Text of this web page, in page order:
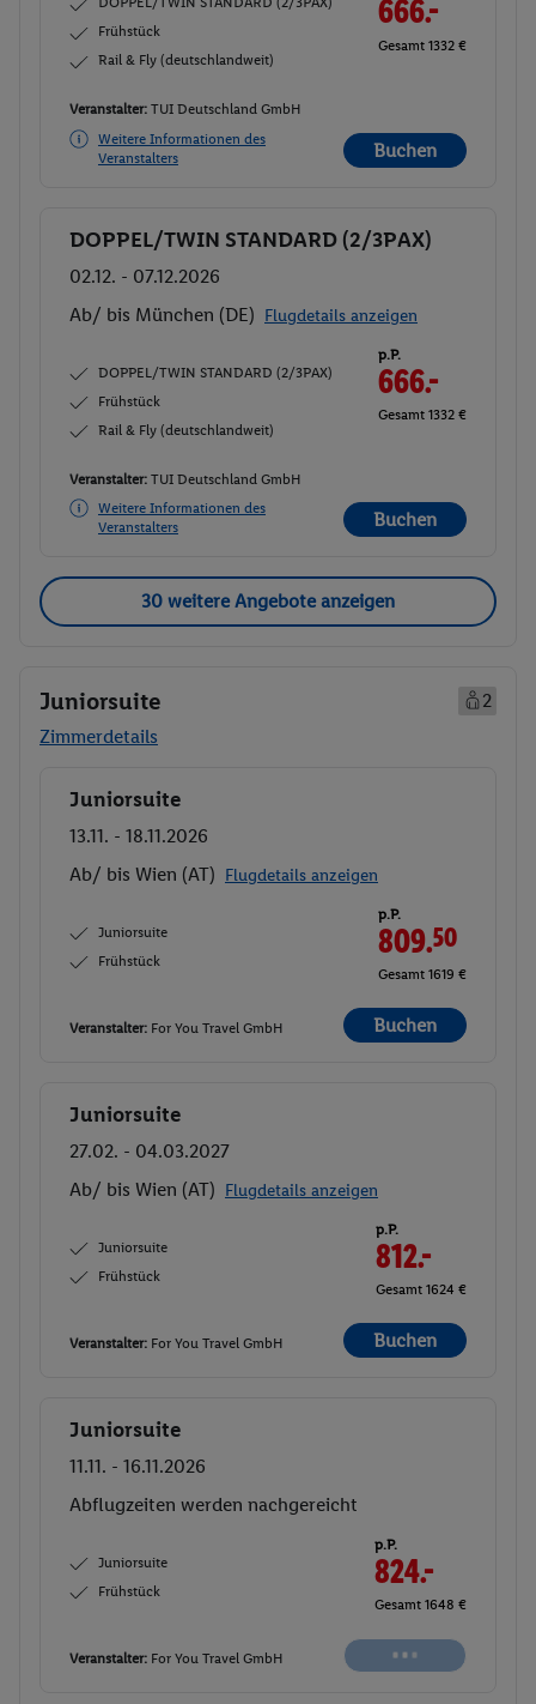
Frühstück
Rail & Fly (deutschlandweit)
666.-
Gesamt 1332 €
Veranstalter: TUI Deutschland GmbH
Weitere Informationen des
Veranstalters
Buchen
Buchen
DOPPEL/TWIN STANDARD (2/3PAX)
02.12. - 07.12.2026
Ab/ bis München (DE) Flugdetails anzeigen
DOPPEL/TWIN STANDARD (2/3PAX)
Frühstück
Rail & Fly (deutschlandweit)
p.P.
666.-
Gesamt 1332 €
Veranstalter: TUI Deutschland GmbH
Weitere Informationen des
Veranstalters
Buchen
30 weitere Angebote anzeigen
Juniorsuite
2
Zimmerdetails
Buchen
Juniorsuite
13.11. - 18.11.2026
Ab/ bis Wien (AT) Flugdetails anzeigen
Juniorsuite
Frühstück
p.P.
809.50
Gesamt 1619 €
Veranstalter: For You Travel GmbH Buchen
Buchen
Juniorsuite
27.02. - 04.03.2027
Ab/ bis Wien (AT) Flugdetails anzeigen
Juniorsuite
Frühstück
p.P.
812.-
Gesamt 1624 €
Veranstalter: For You Travel GmbH Buchen
Buchen
Juniorsuite
11.11. - 16.11.2026
Ab/ bis Wien (AT) Flugdetails anzeigen
Juniorsuite
Frühstück
p.P.
847.-
Gesamt 1694 €
Veranstalter: For You Travel GmbH Buchen